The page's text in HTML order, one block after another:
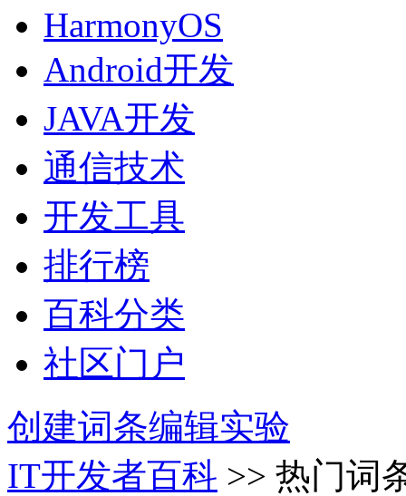
HarmonyOS
Android开发
JAVA开发
通信技术
开发工具
排行榜
百科分类
社区门户
创建词条编辑实验
IT开发者百科 >> 热门词